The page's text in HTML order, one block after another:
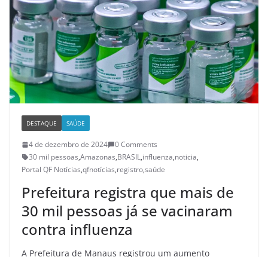
DESTAQUE SAÚDE
4 de dezembro de 2024
0 Comments
30 mil pessoas,Amazonas,BRASIL,influenza,noticia,
Portal QF Notícias,qfnotícias,registro,saúde
Prefeitura registra que mais de
30 mil pessoas já se vacinaram
contra influenza
A Prefeitura de Manaus registrou um aumento